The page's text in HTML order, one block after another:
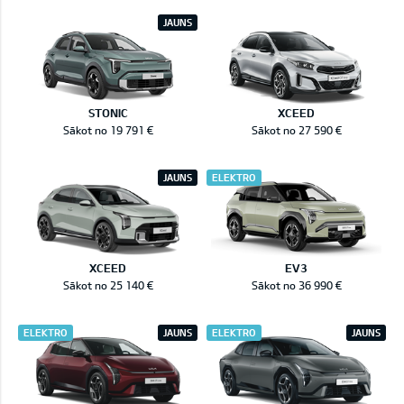
STONIC
JAUNS
Sākot no 19 791 €
XCEED
Sākot no 27 590 €
XCEED
JAUNS
Sākot no 25 140 €
EV3
ELEKTRO
Sākot no 36 990 €
JAUNS
ELEKTRO JAUNS
ELEKTRO